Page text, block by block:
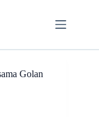
Golan